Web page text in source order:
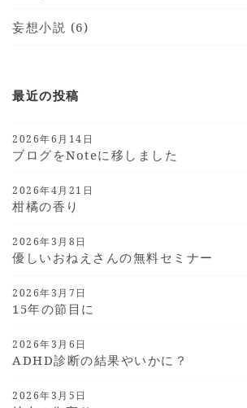
妄想小説 (6)
最近の投稿
2026年6月14日
ブログをnoteに移しました
2026年4月21日
柑橘の香り
2026年3月8日
優しいおねえさんの無料セミナー
2026年3月7日
15年の節目に
2026年3月6日
ADHD診断の結果やいかに？
2026年3月5日